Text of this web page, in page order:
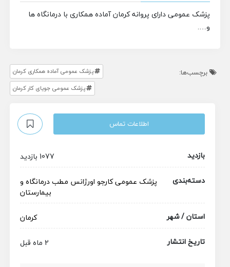
پزشک عمومی دارای پروانه کرمان آماده همکاری با درمانگاه ها
و….
برچسب‌ها:
پزشک عمومی آماده همکاری کرمان
پزشک عمومی جویای کار کرمان
اطلاعات تماس
بازدید
1077 بازدید
دسته‌بندی
پزشک عمومیکارجو اورژانس مطبدرمانگاه و
بیمارستان
استان / شهر
کرمان
تاریخ انتشار
2 ماه قبل